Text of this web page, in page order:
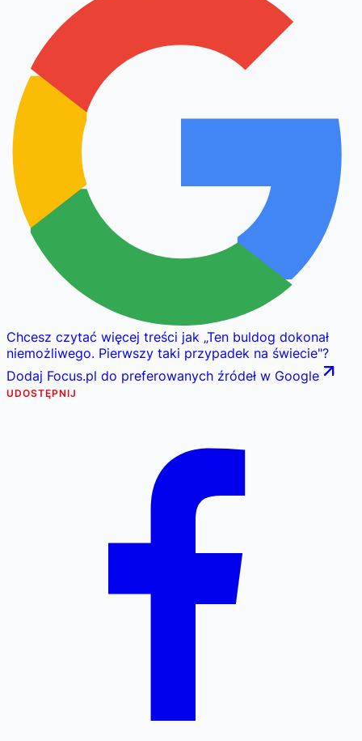
Chcesz czytać więcej treści jak „Ten buldog dokonał
niemożliwego. Pierwszy taki przypadek na świecie"?
Dodaj Focus.pl do preferowanych źródeł w Google
UDOSTĘPNIJ